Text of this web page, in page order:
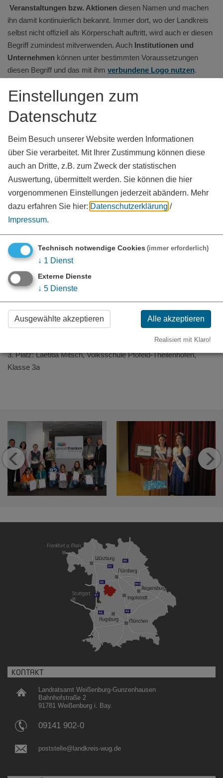
Veranstaltungen bzw. Aktionen diesen Namen und machen
ihn damit kontinuierlich bekannt. Immer dort, wo der Landkreis
selbst nicht offiziell als Körperschaft auftritt, wird auch er diesen
Begriff zumindest mitverwenden. Auch Institutionen und
Unternehmen können unter bestimmten Voraussetzungen
diesen Begriff und das mit ihm verbundene Logo nutzen.
Die Gewinner des Namenswettbewerbs
2. Platz: Helga Schmidt, Treuchtlingen
3. Platz: Helmut Reisslein
4. Platz: Gerhard Lindstädt, Meinheim
5. Platz: Jürgen Hofmann, Pfofeld
Die Gewinner des Schülerwettbewerbs
1. Platz: David Luft, Volksschule Gunzenhausen, Klasse 6a
2. Platz: Lena Frey, Volks­schule Berolzheim-Dittenheim, Klasse
5
3. Platz: Til Kraus, Volks­­schule Ellingen, Klasse 5a
Gewinner Grundschule
1. Platz: Arian Krauß, Volks­schule Gunzenhausen, Klasse 4a
2. Platz: Jennifer Leibig, Volks­schule Pleinfeld, Klasse 3a
3. Platz: Laetitia Mitsch, Volks­schule Pfofeld-Theilenhofen,
Klasse 3a
KONTAKT
Landratsamt Weißenburg-Gunzenhausen
Bahnhofstraße 2
91781 Weißenburg i. Bay.
09141 902-0
poststelle@landkreis-wug.de
Einstellungen zum
Datenschutz
Beim Besuch unserer Website werden Informationen
über Sie verarbeitet. Mit Ihrer Zustimmung können diese
auch an Dritte, z.B. zum Zweck der statistischen
Auswertung, übermittelt werden. Sie können die hier
vorgenommenen Einstellungen jederzeit abändern. Mehr
dazu erfahren Sie hier: Datenschutzerklärung /
Impressum.
Technisch notwendige Cookies (immer erforderlich)
↓ 1 Dienst
Externe Dienste
↓ 5 Dienste
Ausgewählte akzeptieren Alle akzeptieren
Realisiert mit Klaro!